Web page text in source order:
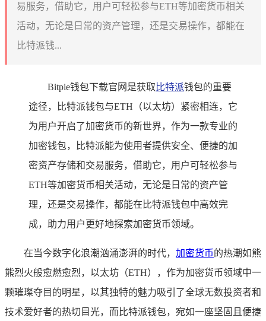
易服务，借助它，用户可轻松参与ETH等加密货币相关
活动，无论是日常的资产管理，还是交易操作，都能在
比特派钱...
Bitpie钱包下载官网是获取 比特派钱包的重要
途径，比特派钱包与ETH（以太坊）紧密相连，它
为用户开启了加密货币的新世界，作为一款专业的
加密钱包，比特派能为使用者提供安全、便捷的加
密资产存储和交易服务，借助它，用户可轻松参与
ETH等加密货币相关活动，无论是日常的资产管
理，还是交易操作，都能在比特派钱包中高效完
成，助力用户更好地探索加密货币领域。
在当今数字化浪潮汹涌澎湃的时代， 加密货币的热潮如熊
熊烈火般愈燃愈烈，以太坊（ETH），作为加密货币领域中一
颗璀璨夺目的明星，以其独特的魅力吸引了全球无数投资者和
技术爱好者的热切目光，而比特派钱包，宛如一座坚固且便捷